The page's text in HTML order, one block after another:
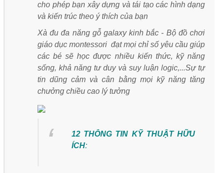
cho phép bạn xây dựng và tái tạo các hình dạng
và kiến trúc theo ý thích của bạn
Xà đu đa năng gỗ galaxy kinh bắc - Bộ đồ chơi
giáo dục montessori đạt mọi chỉ số yêu cầu giúp
các bé sẽ học được nhiều kiến thức, kỹ năng
sống, khả năng tư duy và suy luận logic,...Sự tự
tin dũng cảm và cân bằng mọi kỹ năng tăng
chưởng chiều cao lý tưởng
12 THÔNG TIN KỸ THUẬT HỮU
ÍCH: